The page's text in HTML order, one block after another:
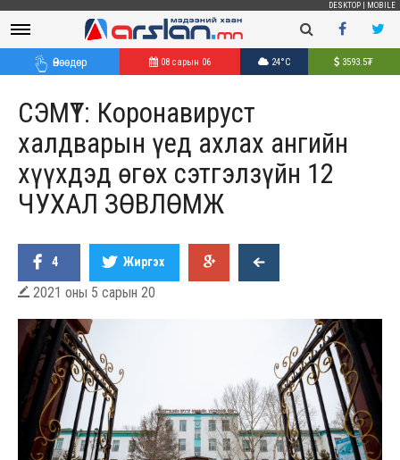
DESKTOP MOBILE
Өнөөдөр 08 сарын 06 24°C 3593.5₮
СЭМҮТ: Коронавируст
халдварын үед ахлах ангийн
хүүхдэд өгөх сэтгэлзүйн 12
ЧУХАЛ ЗӨВЛӨМЖ
4 Жиргэх
 2021 оны 5 сарын 20